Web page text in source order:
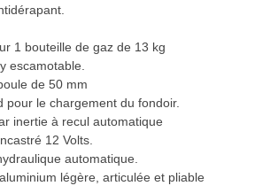
1 bouteille de gaz de 13 kg
escamotable.
de 50 mm
pour le chargement du fondoir.
inertie à recul automatique
12 Volts.
automatique.
légère, articulée et pliable